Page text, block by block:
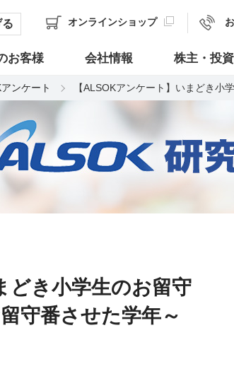
オンラインショップ
お客様 会社情報 株主・投
ンケート 【ALSOKアンケート】いまどき小
どき小学生のお留守
守番させた学年～